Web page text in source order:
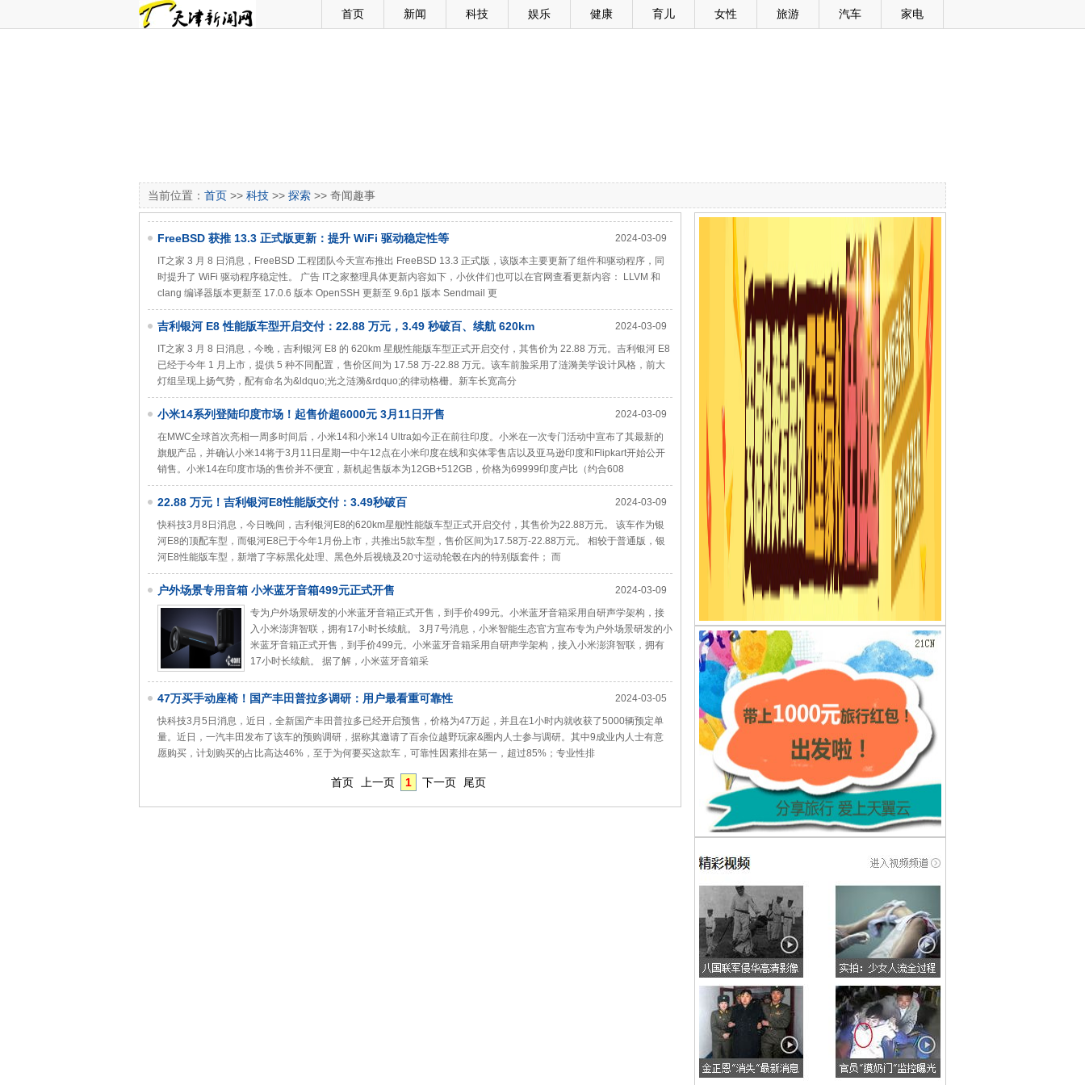
首页 新闻 科技 娱乐 健康 育儿 女性 旅游 汽车 家电
当前位置： 首页 >> 科技 >> 探索 >> 奇闻趣事
2024-03-09
FreeBSD 获推 13.3 正式版更新：提升 WiFi 驱动稳定性等
IT之家 3 月 8 日消息，FreeBSD 工程团队今天宣布推出 FreeBSD 13.3 正式版，该版本主要更新了组件和驱动程序，同
时提升了 WiFi 驱动程序稳定性。 广告 IT之家整理具体更新内容如下，小伙伴们也可以在官网查看更新内容： LLVM 和
clang 编译器版本更新至 17.0.6 版本 OpenSSH 更新至 9.6p1 版本 Sendmail 更
2024-03-09
吉利银河 E8 性能版车型开启交付：22.88 万元，3.49 秒破百、续航 620km
IT之家 3 月 8 日消息，今晚，吉利银河 E8 的 620km 星舰性能版车型正式开启交付，其售价为 22.88 万元。吉利银河 E8
已经于今年 1 月上市，提供 5 种不同配置，售价区间为 17.58 万-22.88 万元。该车前脸采用了涟漪美学设计风格，前大
灯组呈现上扬气势，配有命名为&ldquo;光之涟漪&rdquo;的律动格栅。新车长宽高分
2024-03-09
小米14系列登陆印度市场！起售价超6000元 3月11日开售
在MWC全球首次亮相一周多时间后，小米14和小米14 Ultra如今正在前往印度。小米在一次专门活动中宣布了其最新的
旗舰产品，并确认小米14将于3月11日星期一中午12点在小米印度在线和实体零售店以及亚马逊印度和Flipkart开始公开
销售。小米14在印度市场的售价并不便宜，新机起售版本为12GB+512GB，价格为69999印度卢比（约合608
2024-03-09
22.88 万元！吉利银河E8性能版交付：3.49秒破百
快科技3月8日消息，今日晚间，吉利银河E8的620km星舰性能版车型正式开启交付，其售价为22.88万元。 该车作为银
河E8的顶配车型，而银河E8已于今年1月份上市，共推出5款车型，售价区间为17.58万-22.88万元。 相较于普通版，银
河E8性能版车型，新增了字标黑化处理、黑色外后视镜及20寸运动轮毂在内的特别版套件； 而
2024-03-09
户外场景专用音箱 小米蓝牙音箱499元正式开售
专为户外场景研发的小米蓝牙音箱正式开售，到手价499元。小米蓝牙音箱采用自研声学架构，接
入小米澎湃智联，拥有17小时长续航。 3月7号消息，小米智能生态官方宣布专为户外场景研发的小
米蓝牙音箱正式开售，到手价499元。小米蓝牙音箱采用自研声学架构，接入小米澎湃智联，拥有
17小时长续航。 据了解，小米蓝牙音箱采
2024-03-05
47万买手动座椅！国产丰田普拉多调研：用户最看重可靠性
快科技3月5日消息，近日，全新国产丰田普拉多已经开启预售，价格为47万起，并且在1小时内就收获了5000辆预定单
量。近日，一汽丰田发布了该车的预购调研，据称其邀请了百余位越野玩家&圈内人士参与调研。其中9成业内人士有意
愿购买，计划购买的占比高达46%，至于为何要买这款车，可靠性因素排在第一，超过85%；专业性排
首页 上一页 1 下一页 尾页